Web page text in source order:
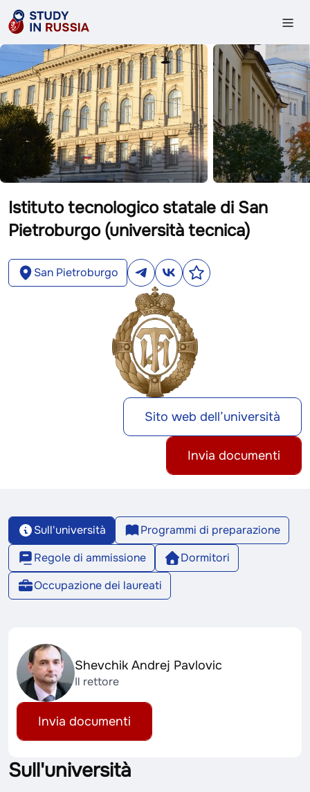
Istituto tecnologico statale di San
Pietroburgo (università tecnica)
San Pietroburgo
Sito web dell’università
Invia documenti
Sull'università
Programmi di preparazione
Regole di ammissione
Dormitori
Occupazione dei laureati
Shevchik Andrej Pavlovic
Il rettore
Invia documenti
Sull'università